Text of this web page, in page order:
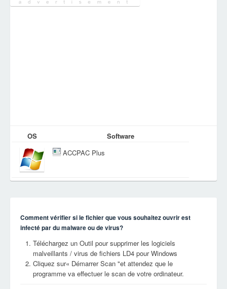
OS
Software
ACCPAC Plus
Comment vérifier si le fichier que vous souhaitez ouvrir est
infecté par du malware ou de virus?
Téléchargez un Outil pour supprimer les logiciels
malveillants / virus de fichiers LD4 pour Windows
Cliquez sur« Démarrer Scan "et attendez que le
programme va effectuer le scan de votre ordinateur.